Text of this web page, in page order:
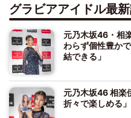
グラビアアイドル最
元乃木坂46・相
わらず個性豊か
結できる」
元乃木坂46 相楽
折々で楽しめる」